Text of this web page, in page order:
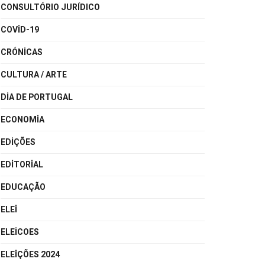
CONSULTÓRIO JURÍDICO
COVID-19
CRÓNICAS
CULTURA / ARTE
DIA DE PORTUGAL
ECONOMIA
EDIÇÕES
EDITORIAL
EDUCAÇÃO
ELEI
ELEICOES
ELEIÇÕES 2024